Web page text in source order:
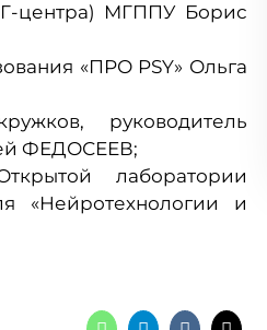
центра) МГППУ Борис
«ПРО PSY» Ольга
руководитель
ФЕДОСЕЕВ;
лаборатории
«Нейротехнологии и